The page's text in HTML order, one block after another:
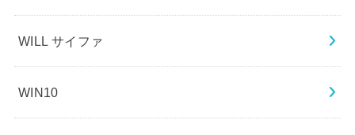
WILL サイファ
WIN10